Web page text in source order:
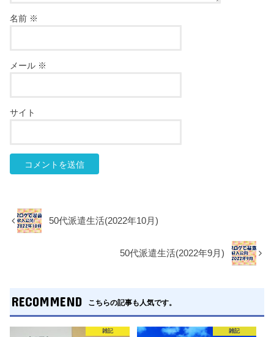
名前 ※
メール ※
サイト
50代派遣生活(2022年10月)
50代派遣生活(2022年9月)
RECOMMEND こちらの記事も人気です。
雑記 雑記